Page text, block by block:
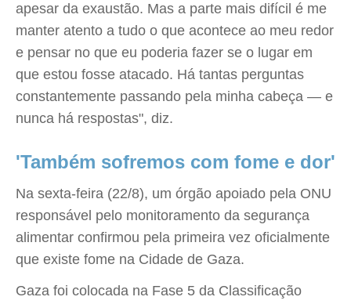
apesar da exaustão. Mas a parte mais difícil é me
manter atento a tudo o que acontece ao meu redor
e pensar no que eu poderia fazer se o lugar em
que estou fosse atacado. Há tantas perguntas
constantemente passando pela minha cabeça — e
nunca há respostas", diz.
'Também sofremos com fome e dor'
Na sexta-feira (22/8), um órgão apoiado pela ONU
responsável pelo monitoramento da segurança
alimentar confirmou pela primeira vez oficialmente
que existe fome na Cidade de Gaza.
Gaza foi colocada na Fase 5 da Classificação